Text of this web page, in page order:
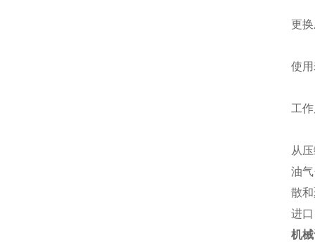
更
使
工
从
油
散
进
机